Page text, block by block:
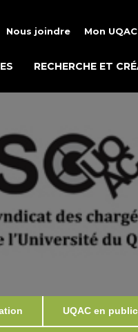
Nous joindre Mon UQAC
RECHERCHE ET
UQAC en